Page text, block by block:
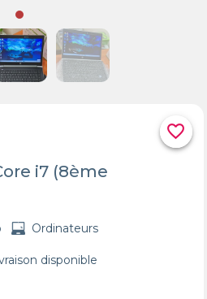
favorite_border
i7 (8ème
Ordinateurs
disponible